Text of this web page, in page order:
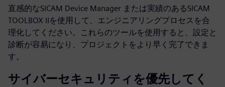
直感的なSICAM Device Manager または実績のあるSICAM
TOOLBOX IIを使用して、エンジニアリングプロセスを合
理化してください。これらのツールを使用すると、設定と
診断が容易になり、プロジェクトをより早く完了できま
す。
サイバーセキュリティを優先してく